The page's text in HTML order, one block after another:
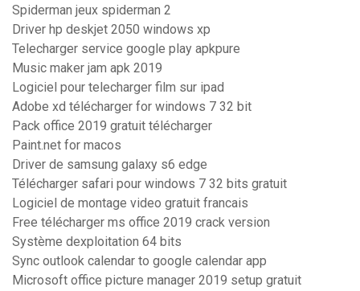
Spiderman jeux spiderman 2
Driver hp deskjet 2050 windows xp
Telecharger service google play apkpure
Music maker jam apk 2019
Logiciel pour telecharger film sur ipad
Adobe xd télécharger for windows 7 32 bit
Pack office 2019 gratuit télécharger
Paint.net for macos
Driver de samsung galaxy s6 edge
Télécharger safari pour windows 7 32 bits gratuit
Logiciel de montage video gratuit francais
Free télécharger ms office 2019 crack version
Système dexploitation 64 bits
Sync outlook calendar to google calendar app
Microsoft office picture manager 2019 setup gratuit